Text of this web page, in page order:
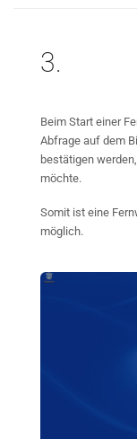
3.
Beim Start einer
Abfrage auf dem
bestätigen
möchte.
Somit ist eine
möglich.